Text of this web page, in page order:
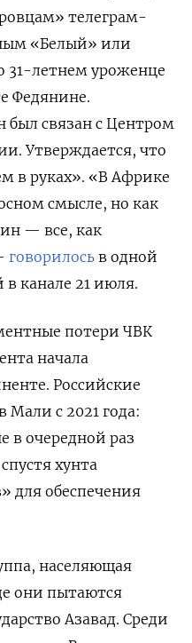
телеграм-
«Белый» или
31-летнем уроженце
Федянине.
связан с Центром
Утверждается, что
в руках». «В Африке
смысле, но как
— все, как
говорилось в одной
канале 21 июля.
потери ЧВК
начала
Российские
с 2021 года:
в очередной раз
хунта
для обеспечения
населяющая
они пытаются
Азавад. Среди